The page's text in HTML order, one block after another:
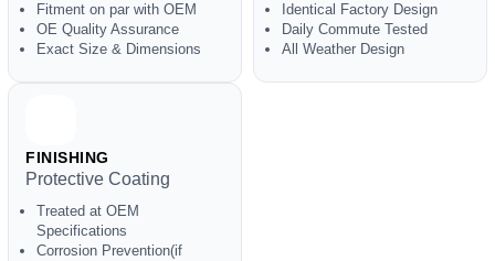
Fitment on par with OEM
OE Quality Assurance
Exact Size & Dimensions
Identical Factory Design
Daily Commute Tested
All Weather Design
FINISHING
Protective Coating
Treated at OEM
Specifications
Corrosion Prevention(if